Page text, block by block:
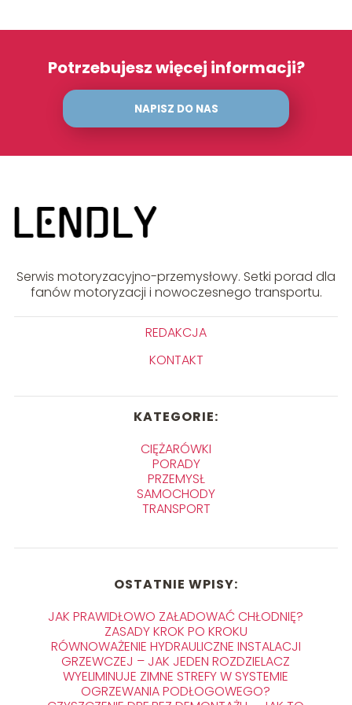
Potrzebujesz więcej informacji?
NAPISZ DO NAS
Serwis motoryzacyjno-przemysłowy. Setki porad dla
fanów motoryzacji i nowoczesnego transportu.
REDAKCJA
KONTAKT
KATEGORIE:
CIĘŻARÓWKI
PORADY
PRZEMYSŁ
SAMOCHODY
TRANSPORT
OSTATNIE WPISY:
JAK PRAWIDŁOWO ZAŁADOWAĆ CHŁODNIĘ?
ZASADY KROK PO KROKU
RÓWNOWAŻENIE HYDRAULICZNE INSTALACJI
GRZEWCZEJ – JAK JEDEN ROZDZIELACZ
WYELIMINUJE ZIMNE STREFY W SYSTEMIE
OGRZEWANIA PODŁOGOWEGO?